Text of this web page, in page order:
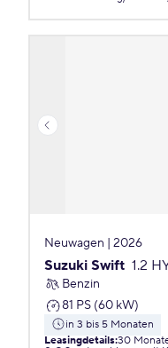
Neuwagen | 2026
Suzuki Swift 1.2
Benzin
81 PS (60 kW)
in 3 bis 5 Monaten
Leasingdetails:30